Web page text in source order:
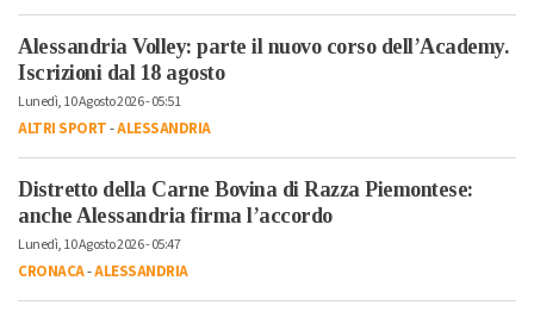
Alessandria Volley: parte il nuovo corso dell’Academy.
Iscrizioni dal 18 agosto
Lunedì, 10 Agosto 2026 - 05:51
ALTRI SPORT-ALESSANDRIA
Distretto della Carne Bovina di Razza Piemontese:
anche Alessandria firma l’accordo
Lunedì, 10 Agosto 2026 - 05:47
CRONACA-ALESSANDRIA